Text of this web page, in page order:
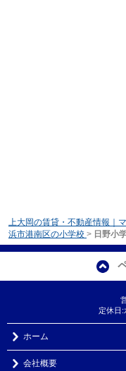
上大岡の賃貸・不動産情報｜
浜市港南区の小学校 > 日野小
定休日:
ホーム
会社概要